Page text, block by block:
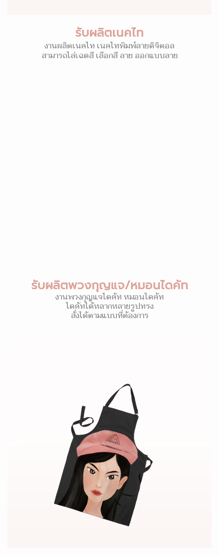
รับผลิตเนคไท
งานผลิตเนคไท เนคไทพิมพ์ลายดิจิตอล
สามารถไล่เฉดสี เลือกสี ลาย ออกแบบลาย
รับผลิตพวงกุญแจ/หมอนไดคัท
งานพวงกุญแจไดคัท หมอนไดคัท
ไดคัทได้หลากหลายรูปทรง
สั่งได้ตามแบบที่ต้องการ